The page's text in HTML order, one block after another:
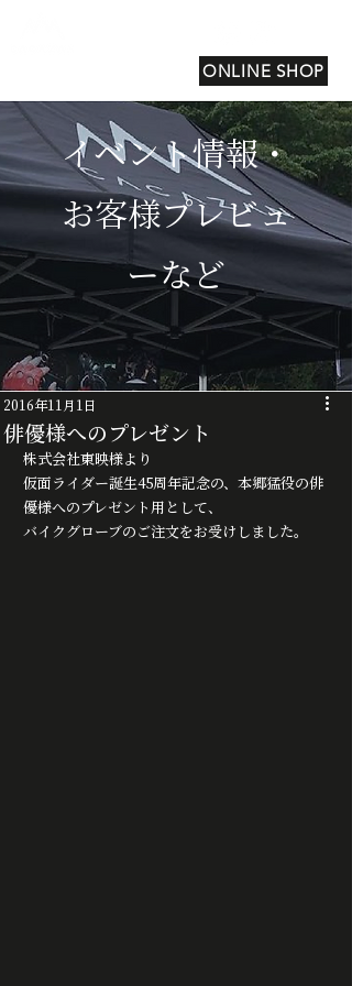
ONLINE SHOP
イベント情報・
お客様プレビュ
ーなど
俳優様へのプレゼント
2016年11月1日
株式会社東映様より
仮面ライダー誕生45周年記念の、本郷猛役の俳
優様へのプレゼント用として、
バイクグローブのご注文をお受けしました。